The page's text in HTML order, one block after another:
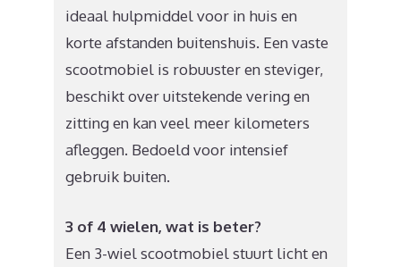
ideaal hulpmiddel voor in huis en
korte afstanden buitenshuis. Een vaste
scootmobiel is robuuster en steviger,
beschikt over uitstekende vering en
zitting en kan veel meer kilometers
afleggen. Bedoeld voor intensief
gebruik buiten.
3 of 4 wielen, wat is beter?
Een 3-wiel scootmobiel stuurt licht en